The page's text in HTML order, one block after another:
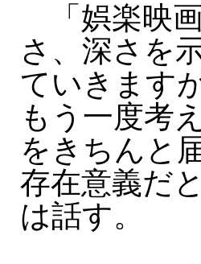
「娯楽映
さ、深さを
ていきます
もう一度考
をきちんと
存在意義だ
は話す。